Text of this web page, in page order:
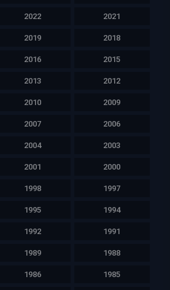
2022 2021
2019 2018
2016 2015
2013 2012
2010 2009
2007 2006
2004 2003
2001 2000
1998 1997
1995 1994
1992 1991
1989 1988
1986 1985